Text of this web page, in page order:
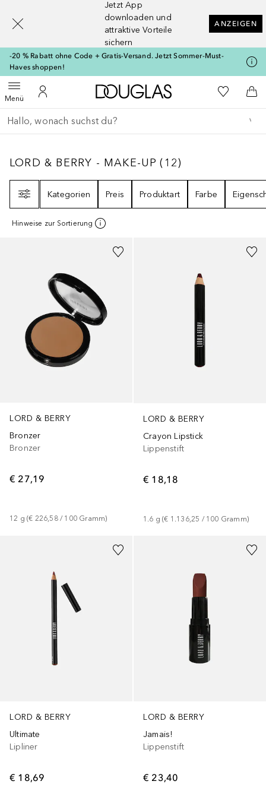
Jetzt App
downloaden und
attraktive Vorteile
sichern
ANZEIGEN
-20 % Rabatt ohne Code + Gratis-Versand. Jetzt Sommer-Must-
Haves shoppen!
MenüMenü öffnenZu Meinem Kundenkonto
Zur Douglas Startseite
Zu Meiner
Gehe zurück
Suche ausführen
LORD & BERRY - MAKE-UP 12
LORD & BERRY - MAKE-UP ( 12)
Kategorien
Preis Produktart Farbe
Hinweise zur Sortierung
LORD & BERRY
Bronzer
Bronzer
€ 27,19
12 g (€ 226,58 / 100 Gramm)
LORD & BERRY
Crayon Lipstick
Lippenstift
€ 18,18
1.6 g (€ 1.136,25 / 100 Gramm)
LORD & BERRY
Ultimate
Lipliner
€ 18,69
+ 1
LORD & BERRY
Jamais!
Lippenstift
€ 23,40
+1
[navigation.slideout.screenreader]